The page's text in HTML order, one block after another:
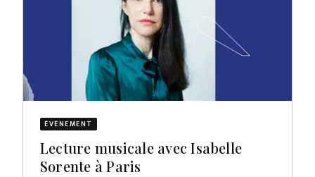
ÉVÈNEMENT
Lecture musicale avec Isabelle
Sorente à Paris